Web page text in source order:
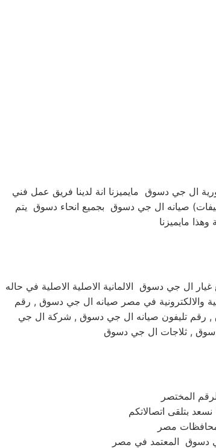
ال جي دسوق مايميزنا انة لدينا فريق عمل فني
صيانه ال جي دسوق بجميع انحاء دسوق يتم
جي دسوق الالمانية الاصلية الاصلية في حاله
والالكترونية في مصر صيانه ال جي دسوق , رقم
رقم تليفون صيانه ال جي دسوق , شركة ال جي
, ثلاجات ال جي دسوق
محافظات مصر